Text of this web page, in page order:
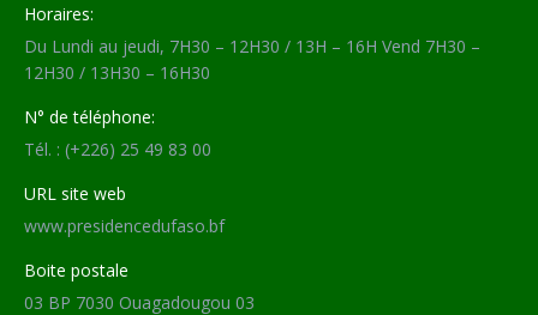
Horaires:
Du Lundi au jeudi, 7H30 – 12H30 / 13H – 16H Vend 7H30 –
12H30 / 13H30 – 16H30
N° de téléphone:
Tél. : (+226) 25 49 83 00
URL site web
www.presidencedufaso.bf
Boite postale
03 BP 7030 Ouagadougou 03